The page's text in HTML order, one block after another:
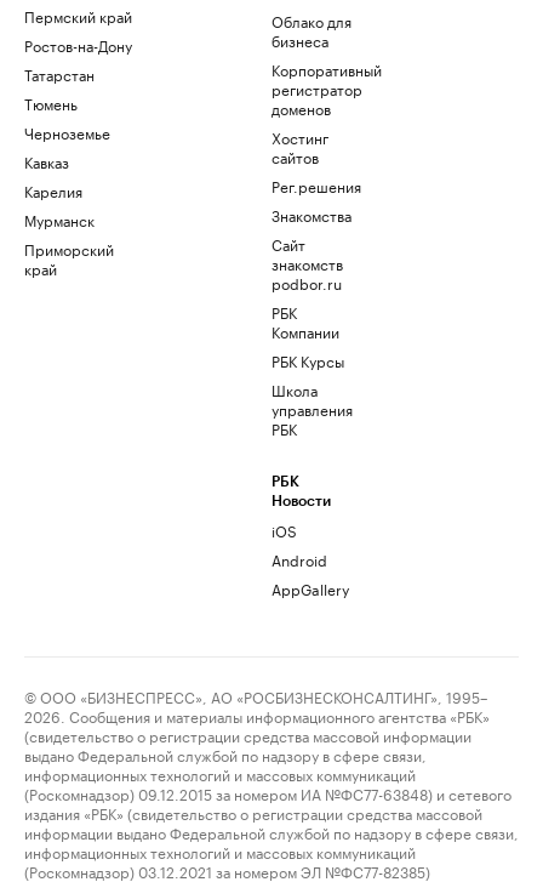
Пермский край
Ростов-на-Дону
Татарстан
Тюмень
Черноземье
Кавказ
Карелия
Мурманск
Приморский
край
Облако для
бизнеса
Корпоративный
регистратор
доменов
Хостинг
сайтов
Рег.решения
Знакомства
Сайт
знакомств
podbor.ru
РБК
Компании
РБК Курсы
Школа
управления
РБК
РБК
Новости
iOS
Android
AppGallery
© ООО «БИЗНЕСПРЕСС», АО «РОСБИЗНЕСКОНСАЛТИНГ», 1995–
2026. Сообщения и материалы информационного агентства «РБК»
(свидетельство о регистрации средства массовой информации
выдано Федеральной службой по надзору в сфере связи,
информационных технологий и массовых коммуникаций
(Роскомнадзор) 09.12.2015 за номером ИА №ФС77-63848) и сетевого
издания «РБК» (свидетельство о регистрации средства массовой
информации выдано Федеральной службой по надзору в сфере связи,
информационных технологий и массовых коммуникаций
(Роскомнадзор) 03.12.2021 за номером ЭЛ №ФС77-82385)